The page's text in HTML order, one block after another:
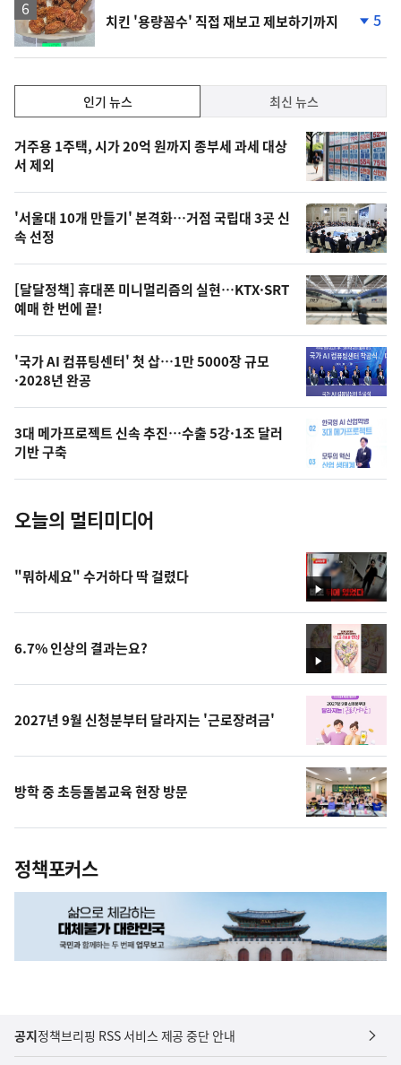
치킨 '용량꼼수' 직접 재보고 제보하기까지
하
락
5
기,
최
신,
오
늘
의
영
상
오
의
사
진
인기 뉴스 최신 뉴스
인
기
뉴
스
거주용 1주택, 시가 20억 원까지 종부세 과세 대상
서 제외
'서울대 10개 만들기' 본격화…거점 국립대 3곳 신
속 선정
[달달정책] 휴대폰 미니멀리즘의 실현…KTX·SRT
예매 한 번에 끝!
'국가 AI 컴퓨팅센터' 첫 삽…1만 5000장 규모
·2028년 완공
3대 메가프로젝트 신속 추진…수출 5강·1조 달러
기반 구축
오늘의 멀티미디어
영
상
"뭐하세요" 수거하다 딱 걸렸다
영
상
6.7% 인상의 결과는요?
2027년 9월 신청분부터 달라지는 '근로장려금'
방학 중 초등돌봄교육 현장 방문
정책포커스
공지정책브리핑 RSS 서비스 제공 중단 안내